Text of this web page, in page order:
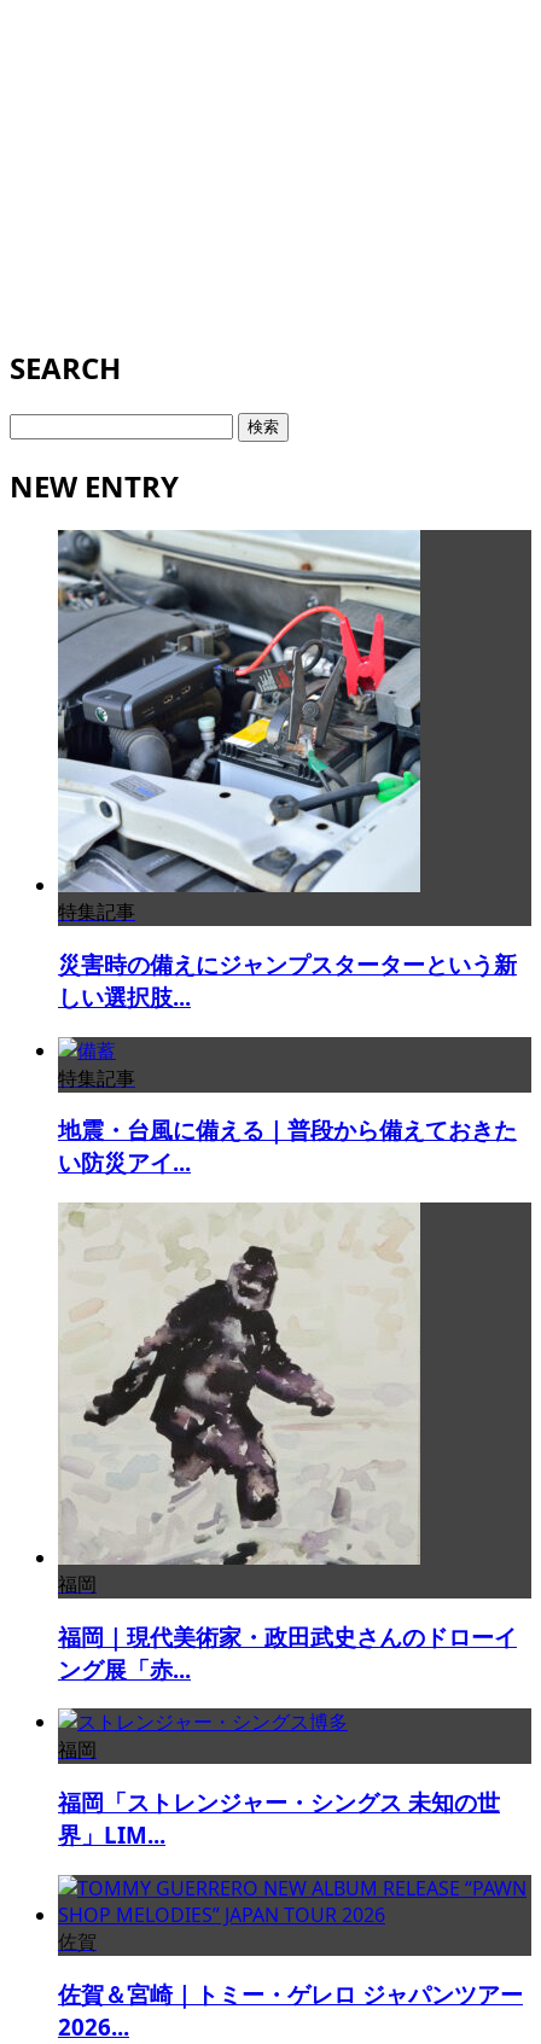
SEARCH
検
NEW ENTRY
特集記事
災害時の備えにジャンプスターターという新
しい選択肢...
特集記事
地震・台風に備える｜普段から備えておきた
い防災アイ...
福岡
福岡｜現代美術家・政田武史さんのドローイ
ング展「赤...
福岡
福岡「ストレンジャー・シングス 未知の世
界」LIM...
佐賀
佐賀＆宮崎｜トミー・ゲレロ ジャパンツアー
2026...